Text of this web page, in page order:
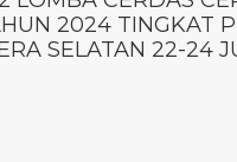
2024 TINGKAT
SELATAN 22-24